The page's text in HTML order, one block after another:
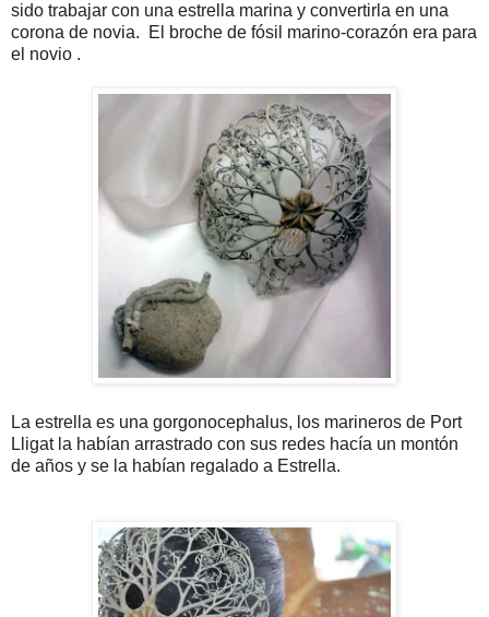
sido trabajar con una estrella marina y convertirla en una
corona de novia. El broche de fósil marino-corazón era para
el novio .
La estrella es una gorgonocephalus, los marineros de Port
Lligat la habían arrastrado con sus redes hacía un montón
de años y se la habían regalado a Estrella.